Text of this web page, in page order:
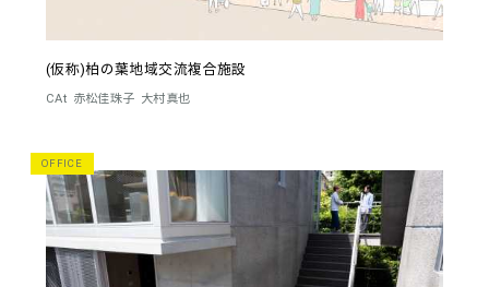
(仮称)柏の葉地域交流複合施設
CAt 赤松佳珠子 大村真也
OFFICE